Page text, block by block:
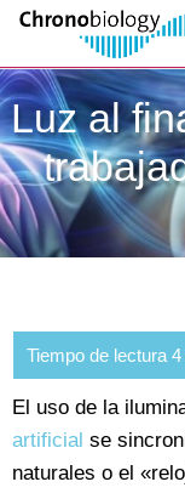
Luz al
El uso de la
artificial se
naturales o el